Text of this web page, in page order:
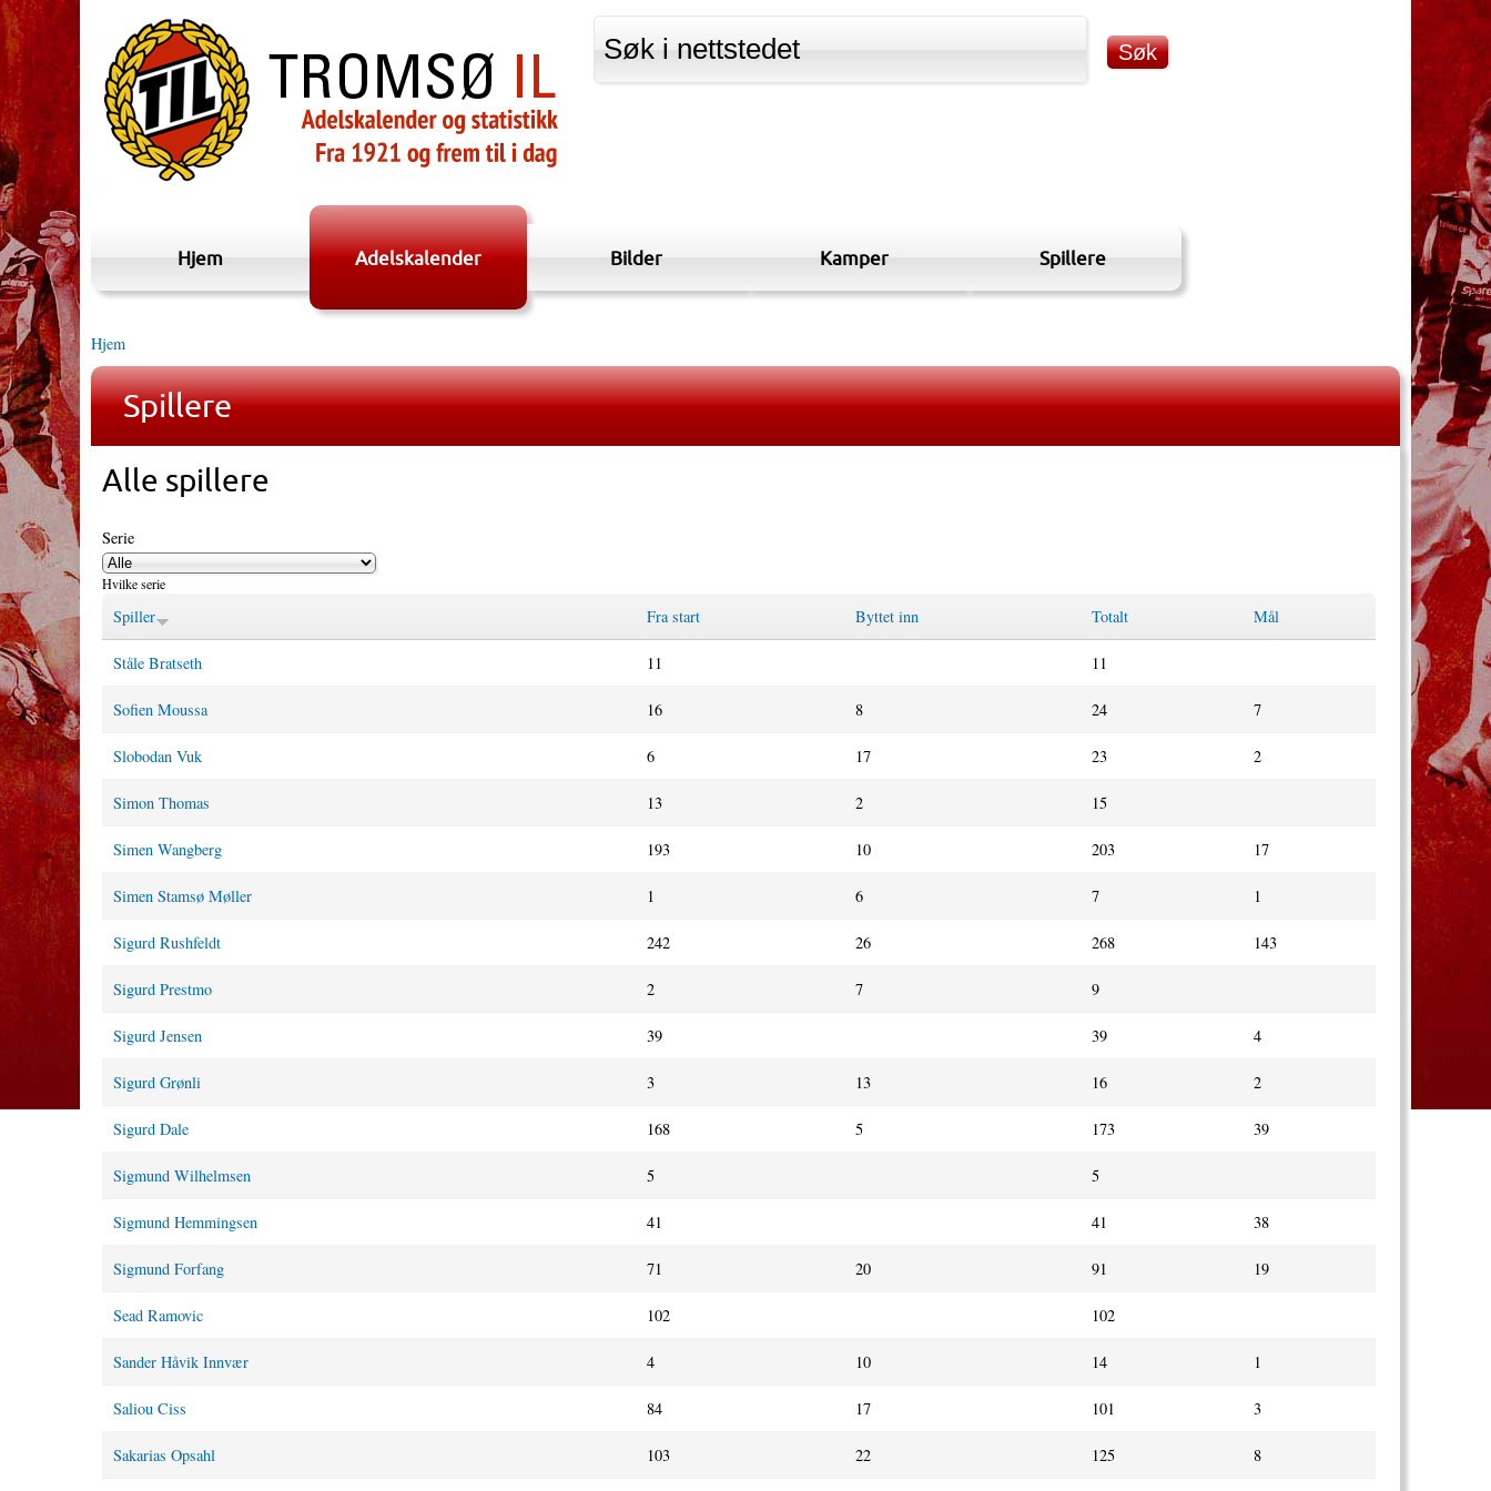
Hjem Adelskalender Bilder Kamper Spillere
Hjem
Spillere
Alle spillere
Serie
Hvilke serie
Spiller Fra start Byttet inn Totalt Mål
Ståle Bratseth 11 11
Sofien Moussa 16 8 24 7
Slobodan Vuk 6 17 23 2
Simon Thomas 13 2 15
Simen Wangberg 193 10 203 17
Simen Stamsø Møller 1 6 7 1
Sigurd Rushfeldt 242 26 268 143
Sigurd Prestmo 2 7 9
Sigurd Jensen 39 39 4
Sigurd Grønli 3 13 16 2
Sigurd Dale 168 5 173 39
Sigmund Wilhelmsen 5 5
Sigmund Hemmingsen 41 41 38
Sigmund Forfang 71 20 91 19
Sead Ramovic 102 102
Sander Håvik Innvær 4 10 14 1
Saliou Ciss 84 17 101 3
Sakarias Opsahl 103 22 125 8